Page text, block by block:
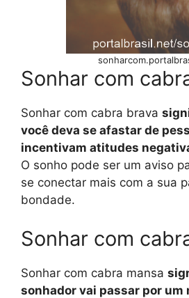
Sonhar com
Sonhar com cabra brava
você deva se afastar de
incentivam atitudes
O sonho pode ser um aviso
se conectar mais com a sua
bondade.
Sonhar com
Sonhar com cabra mansa
sonhador vai passar por um